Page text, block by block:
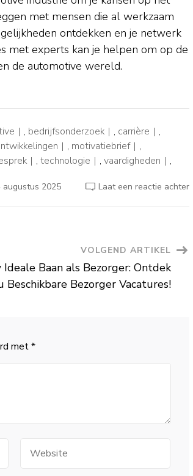
met mensen die al werkzaam
ontdekken en je netwerk
met experts kan je helpen om op de
de automotive wereld.
, bedrijfsonderzoek , carrière
,
, motivatiebrief
,
, technologie , vaardigheden
,
augustus 2025 Laat een reactie achterop
VOLGEND ARTIKEL
Ideale Baan als Bezorger: Ontdek
Beschikbare Bezorger Vacatures!
met*